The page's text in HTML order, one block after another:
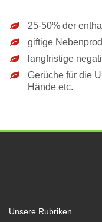
25-50% der
giftige
langfristige
Gerüche für die
Hände etc.
Unsere Rubriken